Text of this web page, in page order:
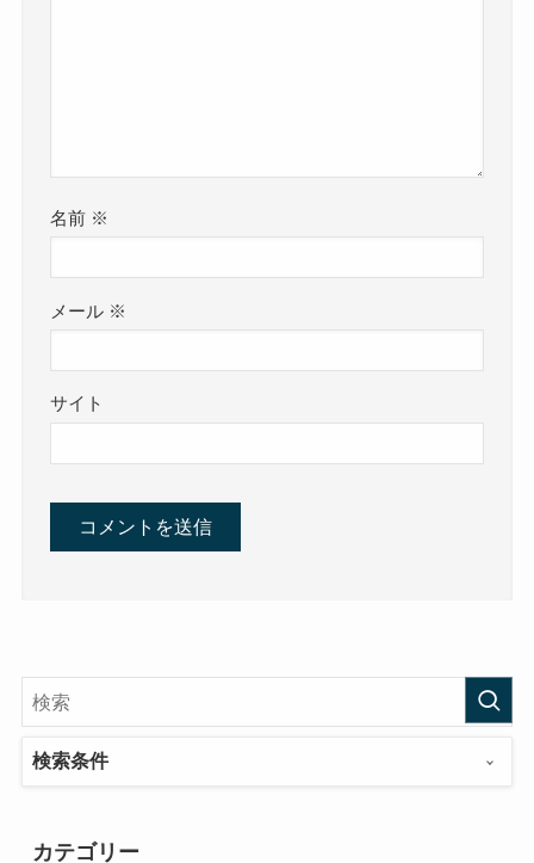
名前 ※
メール ※
サイト
検索条件
カテゴリー